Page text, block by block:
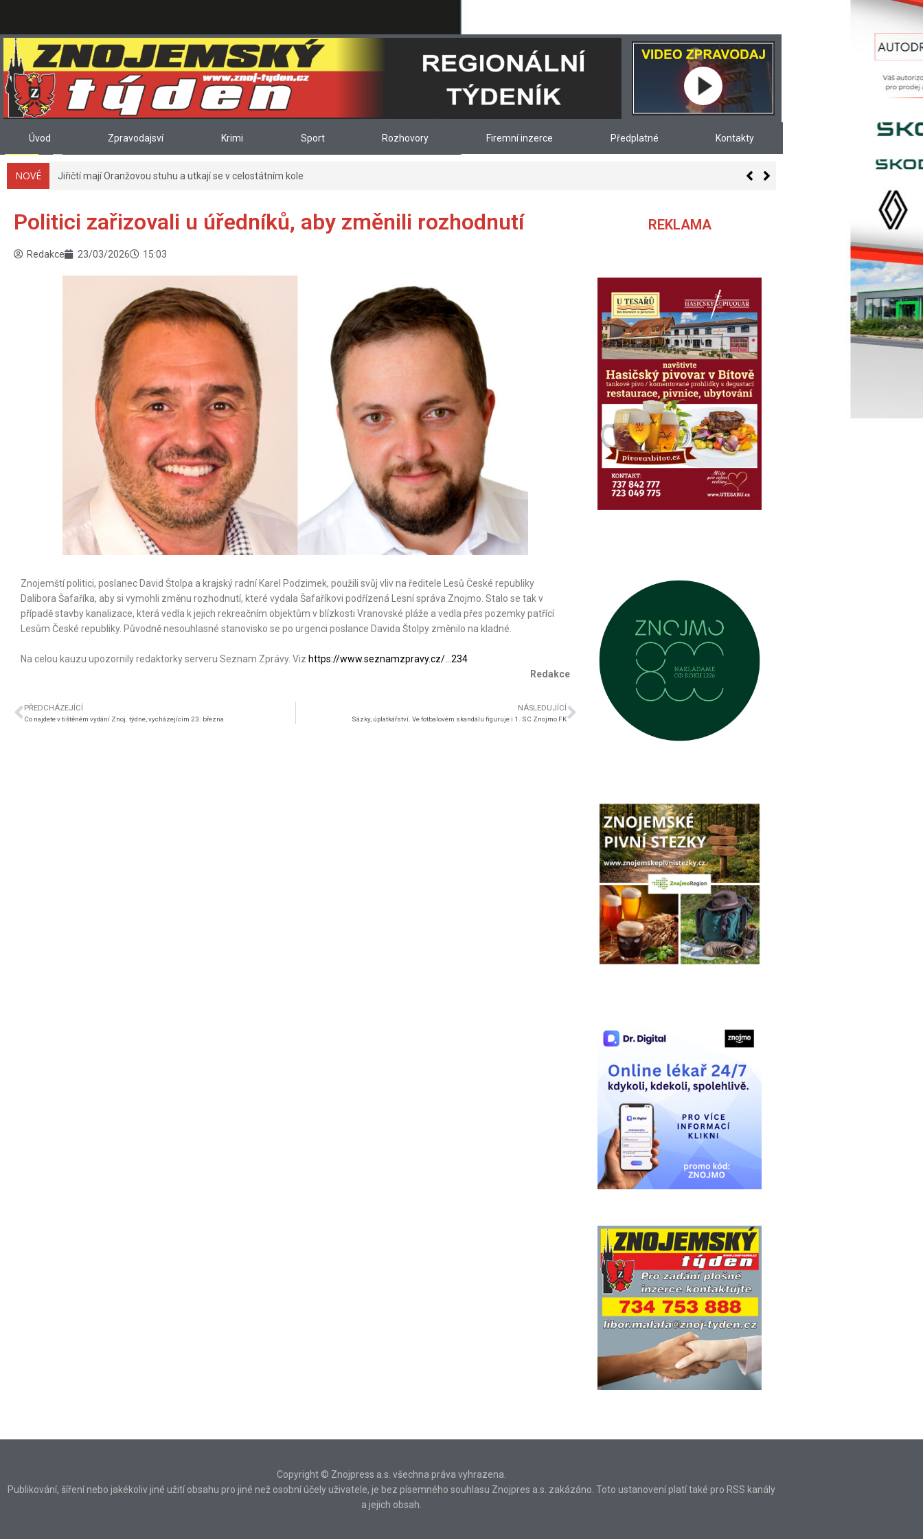
Úvod Zpravodajsví Krimi Sport Rozhovory Firemní inzerce Předplatné Kontakty
NOVÉ Jiřičtí mají Oranžovou stuhu a utkají se v celostátním kole
Politici zařizovali u úředníků, aby změnili rozhodnutí
Redakce 23/03/2026 15:03
Znojemští politici, poslanec David Štolpa a krajský radní Karel Podzimek, použili svůj vliv na ředitele Lesů České republiky
Dalibora Šafaříka, aby si vymohli změnu rozhodnutí, které vydala Šafaříkovi podřízená Lesní správa Znojmo. Stalo se tak v
případě stavby kanalizace, která vedla k jejich rekreačním objektům v blízkosti Vranovské pláže a vedla přes pozemky patřící
Lesům České republiky. Původně nesouhlasné stanovisko se po urgenci poslance Davida Štolpy změnilo na kladné.
Na celou kauzu upozornily redaktorky serveru Seznam Zprávy. Viz https://www.seznamzpravy.cz/…234
Redakce
PŘEDCHÁZEJÍCÍ
Co najdete v tištěném vydání Znoj. týdne, vycházejícím 23. března
NÁSLEDUJÍCÍ
Sázky, úplatkářství. Ve fotbalovém skandálu figuruje i 1. SC Znojmo FK
REKLAMA
Copyright © Znojpress a.s. všechna práva vyhrazena.
Publikování, šíření nebo jakékoliv jiné užití obsahu pro jiné než osobní účely uživatele, je bez písemného souhlasu Znojpres a.s. zakázáno. Toto ustanovení platí také pro RSS kanály
a jejich obsah.